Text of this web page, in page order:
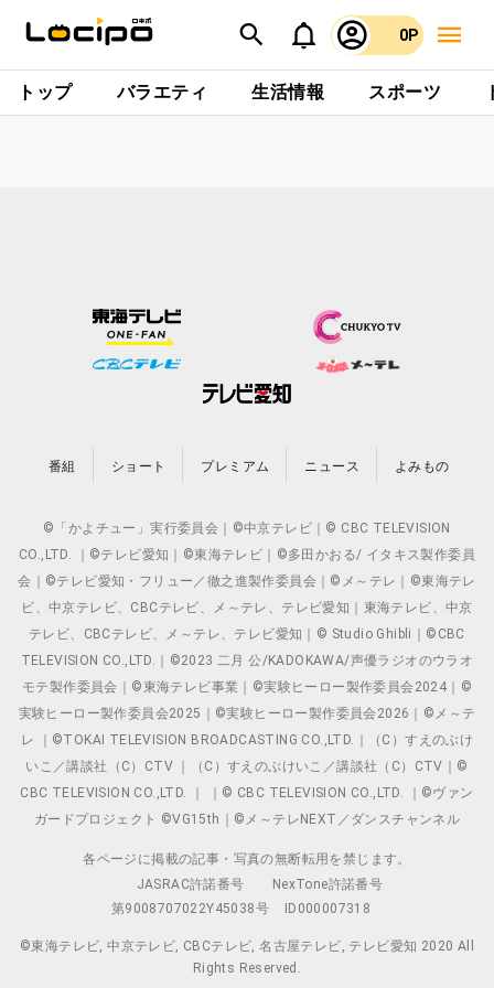
0P
トップ バラエティ 生活情報 スポーツ
番組 ショート プレミアム ニュース よみもの
©「かよチュー」実行委員会｜©中京テレビ｜© CBC TELEVISION
CO.,LTD. ｜©テレビ愛知｜©東海テレビ｜©多田かおる/ イタキス製作委員
会｜©テレビ愛知・フリュー／徹之進製作委員会｜©メ～テレ｜©東海テレ
ビ、中京テレビ、CBCテレビ、メ～テレ、テレビ愛知｜東海テレビ、中京
テレビ、CBCテレビ、メ～テレ、テレビ愛知｜© Studio Ghibli｜©CBC
TELEVISION CO.,LTD.｜©2023 二月 公/KADOKAWA/声優ラジオのウラオ
モテ製作委員会｜©東海テレビ事業｜©実験ヒーロー製作委員会2024｜©
実験ヒーロー製作委員会2025｜©実験ヒーロー製作委員会2026｜©メ～テ
レ ｜©TOKAI TELEVISION BROADCASTING CO.,LTD.｜（C）すえのぶけ
いこ／講談社（C）CTV ｜（C）すえのぶけいこ／講談社（C）CTV｜©
CBC TELEVISION CO.,LTD. ｜ ｜© CBC TELEVISION CO.,LTD. ｜©ヴァン
ガードプロジェクト ©VG15th｜©メ～テレNEXT／ダンスチャンネル
各ページに掲載の記事・写真の無断転用を禁じます。
JASRAC許諾番号
NexTone許諾番号
第9008707022Y45038号
ID000007318
©東海テレビ, 中京テレビ, CBCテレビ, 名古屋テレビ, テレビ愛知 2020 All
Rights Reserved.